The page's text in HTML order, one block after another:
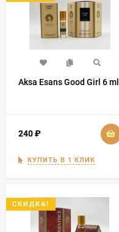
Aksa Esans Good Girl 6 ml
240₽
КУПИТЬ В 1 КЛИК
СКИДКА!